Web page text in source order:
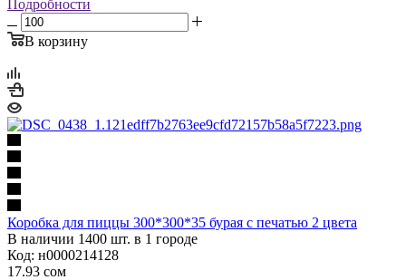
Подробности
В корзину
Коробка для пиццы 300*300*35 бурая с печатью 2 цвета
В наличии 1400 шт. в 1 городе
Код: н0000214128
17.93 сом